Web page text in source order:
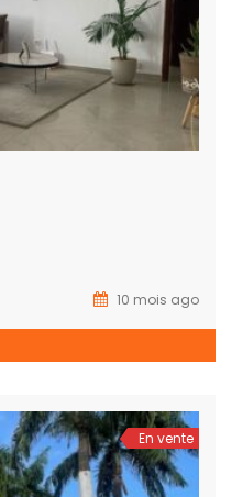
10 mois ago
En vente